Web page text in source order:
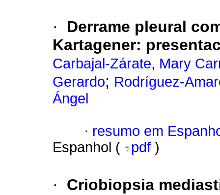
·
Derrame pleural
Kartagener:
Carbajal-Zárate, Mary
Gerardo; Rodríguez-
Ángel
· resumo em
Espanhol (
pdf )
·
Criobiopsia